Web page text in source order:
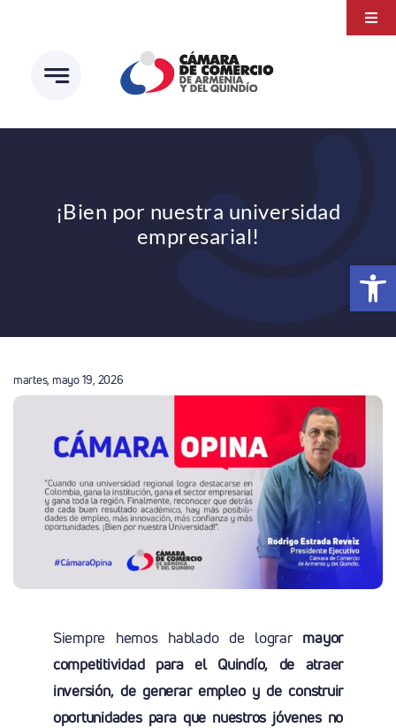
Abrir
contenido
¡Bien por nuestra universidad
empresarial!
martes, mayo 19, 2026
Siempre hemos hablado de lograr mayor
competitividad para el Quindío, de atraer
inversión, de generar empleo y de construir
oportunidades para que nuestros jóvenes no